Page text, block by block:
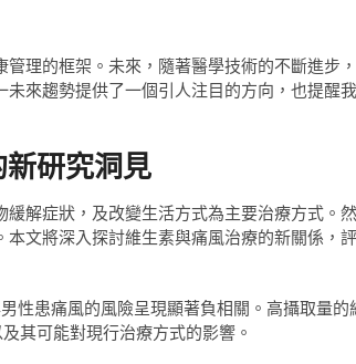
理的框架。未來，隨著醫學技術的不斷進步，
來趨勢提供了一個引人注目的方向，也提醒我
研究洞見
解症狀，及改變生活方式為主要治療方式。然
文將深入探討維生素與痛風治療的新關係，評
性患痛風的風險呈現顯著負相關。高攝取量的
其可能對現行治療方式的影響。